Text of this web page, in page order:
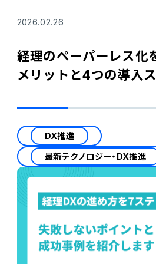
2026.02.26
経理のペーパーレス化
メリットと4つの導入
DX推進
最新テクノロジー・DX推進